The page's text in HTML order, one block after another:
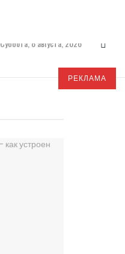
Суббота, 8 августа, 2026
РЕКЛАМА